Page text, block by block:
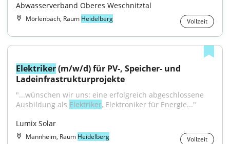
Abwasserverband Oberes Weschnitztal
Mörlenbach, Raum Heidelberg Vollzeit
Elektriker (m/w/d) für PV-, Speicher- und
Ladeinfrastrukturprojekte
"...wünschen wir uns: eine erfolgreich abgeschlossene
Ausbildung als Elektriker, Elektroniker für Energie..."
Lumix Solar
Mannheim, Raum Heidelberg
Vollzeit